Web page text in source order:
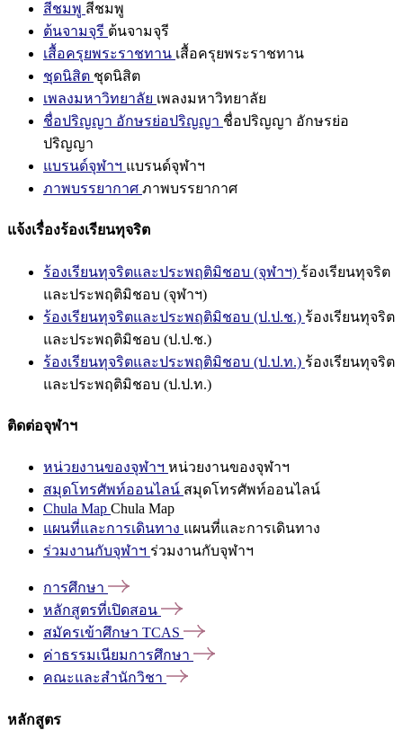
สีชมพู สีชมพู
ต้นจามจุรี ต้นจามจุรี
เสื้อครุยพระราชทาน เสื้อครุยพระราชทาน
ชุดนิสิต ชุดนิสิต
เพลงมหาวิทยาลัย เพลงมหาวิทยาลัย
ชื่อปริญญา อักษรย่อปริญญา ชื่อปริญญา อักษรย่อ
ปริญญา
แบรนด์จุฬาฯ แบรนด์จุฬาฯ
ภาพบรรยากาศ ภาพบรรยากาศ
แจ้งเรื่องร้องเรียนทุจริต
ร้องเรียนทุจริตและประพฤติมิชอบ (จุฬาฯ) ร้องเรียนทุจริต
และประพฤติมิชอบ (จุฬาฯ)
ร้องเรียนทุจริตและประพฤติมิชอบ (ป.ป.ช.) ร้องเรียนทุจริต
และประพฤติมิชอบ (ป.ป.ช.)
ร้องเรียนทุจริตและประพฤติมิชอบ (ป.ป.ท.) ร้องเรียนทุจริต
และประพฤติมิชอบ (ป.ป.ท.)
ติดต่อจุฬาฯ
หน่วยงานของจุฬาฯ หน่วยงานของจุฬาฯ
สมุดโทรศัพท์ออนไลน์ สมุดโทรศัพท์ออนไลน์
Chula Map Chula Map
แผนที่และการเดินทาง แผนที่และการเดินทาง
ร่วมงานกับจุฬาฯ ร่วมงานกับจุฬาฯ
การศึกษา
หลักสูตรที่เปิดสอน
สมัครเข้าศึกษา TCAS
ค่าธรรมเนียมการศึกษา
คณะและสำนักวิชา
หลักสูตร